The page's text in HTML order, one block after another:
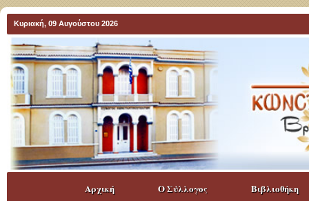
Κυριακή, 09 Αυγούστου 2026
Αρχική Ο Σύλλογος Βιβλιοθήκη